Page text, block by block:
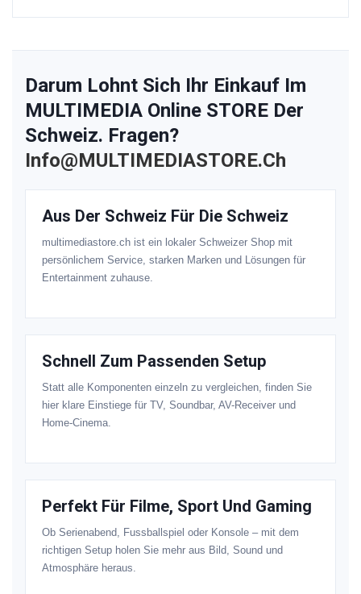
Darum Lohnt Sich Ihr Einkauf Im
MULTIMEDIA Online STORE Der
Schweiz. Fragen?
Info@MULTIMEDIASTORE.ch
Aus Der Schweiz Für Die Schweiz
multimediastore.ch ist ein lokaler Schweizer Shop mit
persönlichem Service, starken Marken und Lösungen für
Entertainment zuhause.
Schnell Zum Passenden Setup
Statt alle Komponenten einzeln zu vergleichen, finden Sie
hier klare Einstiege für TV, Soundbar, AV-Receiver und
Home-Cinema.
Perfekt Für Filme, Sport Und Gaming
Ob Serienabend, Fussballspiel oder Konsole – mit dem
richtigen Setup holen Sie mehr aus Bild, Sound und
Atmosphäre heraus.